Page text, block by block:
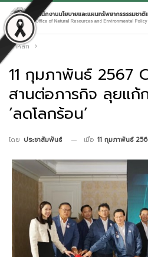
หน้าหลัก
11 กุมภาพันธ์ 2567
สานต่อภารกิจ ลุยแก้
‘ลดโลกร้อน’
โดย ประชาสัมพันธ์ เมื่อ 11 กุมภาพันธ์